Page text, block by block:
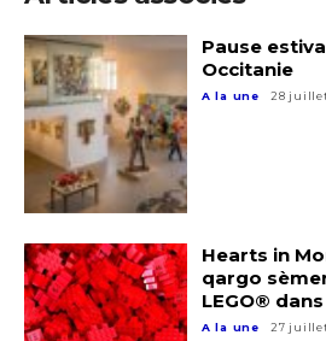
Pause
Occitanie
A la une 28
Hearts in
qargo
LEGO®
A la une 27